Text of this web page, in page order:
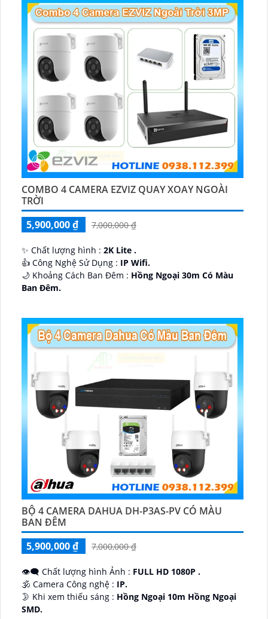
COMBO 4 CAMERA EZVIZ QUAY XOAY NGOÀI
TRỜI
5,900,000 ₫
7,000,000 ₫
✨ Chất lượng hình : 2K Lite .
👍 Công Nghệ Sử Dụng : IP Wifi.
🌙 Khoảng Cách Ban Đêm : Hồng Ngoại 30m Có Màu
Ban Ðêm.
BỘ 4 CAMERA DAHUA DH-P3AS-PV CÓ MÀU
BAN ĐÊM
5,900,000 ₫
7,000,000 ₫
👁️‍🗨 Chất lượng hình Ảnh : FULL HD 1080P .
🕉️ Camera Công nghệ : IP.
🌛 Khi xem thiếu sáng : Hồng Ngoại 10m Hồng Ngoại
SMD.